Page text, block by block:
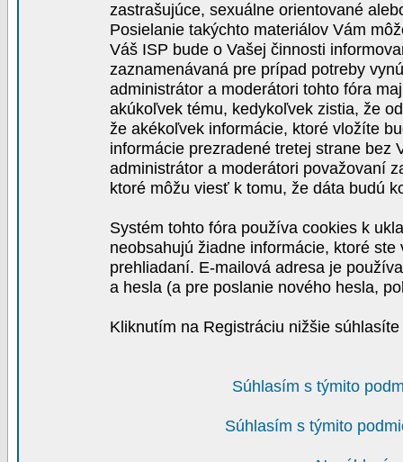
zastrašujúce, sexuálne orientované
Posielanie takýchto materiálov Vám
Váš ISP bude o Vašej činnosti
zaznamenávaná pre prípad potreby
administrátor a moderátori tohto fóra
akúkoľvek tému, kedykoľvek zistia, že
že akékoľvek informácie, ktoré vložíte
informácie prezradené tretej strane bez
administrátor a moderátori považovaní
ktoré môžu viesť k tomu, že dáta budú
Systém tohto fóra používa cookies k
neobsahujú žiadne informácie, ktoré
prehliadaní. E-mailová adresa je
a hesla (a pre poslanie nového hesla,
Kliknutím na Registráciu nižšie
Súhlasím s týmito
Súhlasím s týmito